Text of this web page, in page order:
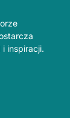
inspiracji.